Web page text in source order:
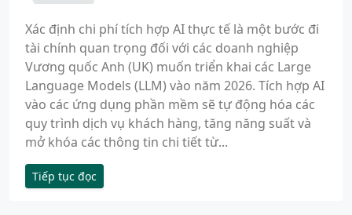
Xác định chi phí tích hợp AI thực tế là một bước đi
tài chính quan trọng đối với các doanh nghiệp
Vương quốc Anh (UK) muốn triển khai các Large
Language Models (LLM) vào năm 2026. Tích hợp AI
vào các ứng dụng phần mềm sẽ tự động hóa các
quy trình dịch vụ khách hàng, tăng năng suất và
mở khóa các thông tin chi tiết từ...
Tiếp tục đọc